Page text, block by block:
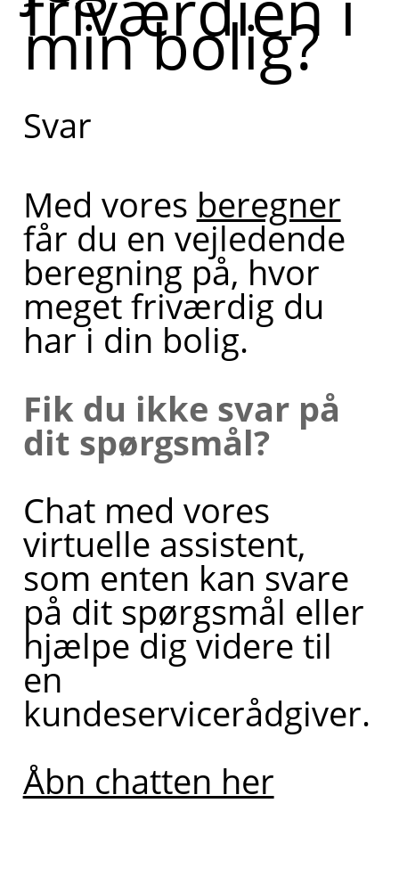
min bolig?
Svar
Med vores beregner
får du en vejledende
beregning på, hvor
meget friværdig du
har i din bolig.
Fik du ikke svar på
dit spørgsmål?
Chat med vores
virtuelle assistent,
som enten kan svare
på dit spørgsmål eller
hjælpe dig videre til
en
kundeservicerådgiver.
Åbn chatten her